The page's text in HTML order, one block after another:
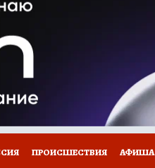
ПРОИСШЕСТВИЯ АФИША